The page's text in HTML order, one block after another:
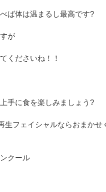
ば体は温まるし最高です?
が
くださいね！！
手に食を楽しみましょう?
生フェイシャルならおまかせ
クール